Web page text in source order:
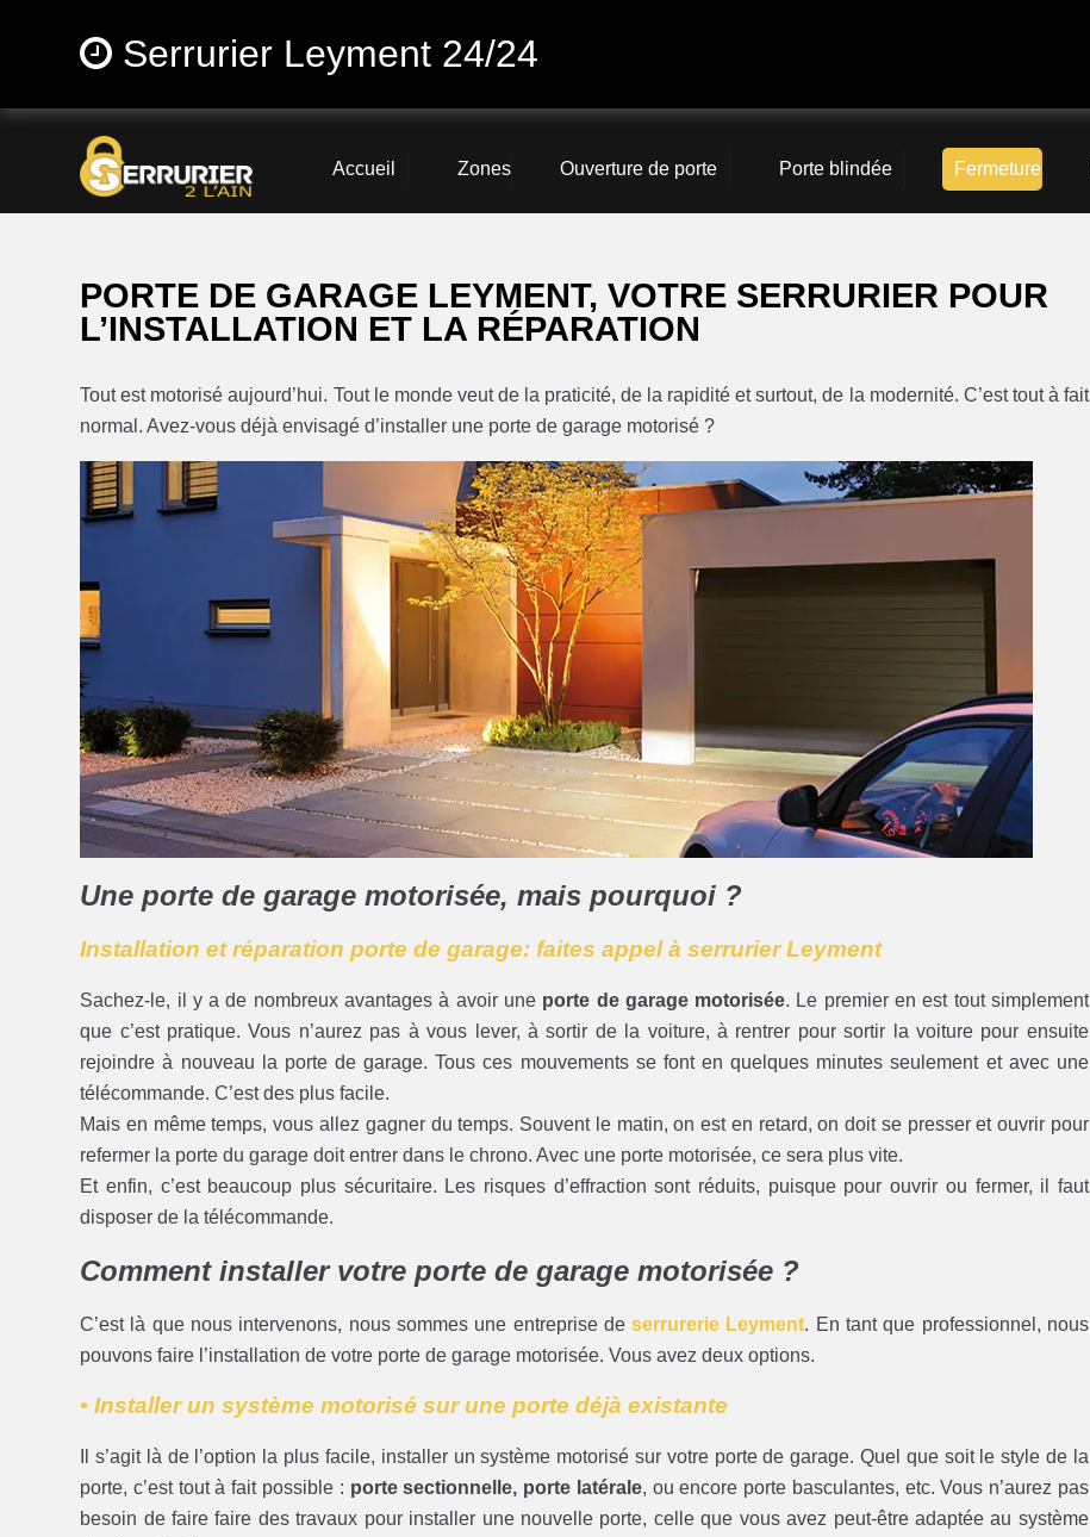
Serrurier Leyment 24/24
Accueil Zones Ouverture de porte Porte blindée Fermeture
PORTE DE GARAGE LEYMENT, VOTRE SERRURIER POUR
L’INSTALLATION ET LA RÉPARATION
Tout est motorisé aujourd’hui. Tout le monde veut de la praticité, de la rapidité et surtout, de la modernité. C’est tout à fait
normal. Avez-vous déjà envisagé d’installer une porte de garage motorisé ?
Une porte de garage motorisée, mais pourquoi ?
Installation et réparation porte de garage: faites appel à serrurier Leyment
Sachez-le, il y a de nombreux avantages à avoir une porte de garage motorisée. Le premier en est tout simplement
que c’est pratique. Vous n’aurez pas à vous lever, à sortir de la voiture, à rentrer pour sortir la voiture pour ensuite
rejoindre à nouveau la porte de garage. Tous ces mouvements se font en quelques minutes seulement et avec une
télécommande. C’est des plus facile.
Mais en même temps, vous allez gagner du temps. Souvent le matin, on est en retard, on doit se presser et ouvrir pour
refermer la porte du garage doit entrer dans le chrono. Avec une porte motorisée, ce sera plus vite.
Et enfin, c’est beaucoup plus sécuritaire. Les risques d’effraction sont réduits, puisque pour ouvrir ou fermer, il faut
disposer de la télécommande.
Comment installer votre porte de garage motorisée ?
C’est là que nous intervenons, nous sommes une entreprise deserrurerie Leyment. En tant que professionnel, nous
pouvons faire l’installation de votre porte de garage motorisée. Vous avez deux options.
• Installer un système motorisé sur une porte déjà existante
Il s’agit là de l’option la plus facile, installer un système motorisé sur votre porte de garage. Quel que soit le style de la
porte, c’est tout à fait possible : porte sectionnelle, porte latérale, ou encore porte basculantes, etc. Vous n’aurez pas
besoin de faire faire des travaux pour installer une nouvelle porte, celle que vous avez peut-être adaptée au système